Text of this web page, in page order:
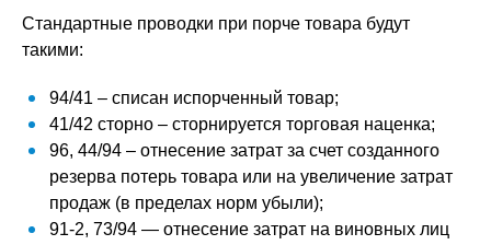
Стандартные проводки при порче товара будут
такими:
94/41 – списан испорченный товар;
41/42 сторно – сторнируется торговая наценка;
96, 44/94 – отнесение затрат за счет созданного
резерва потерь товара или на увеличение затрат
продаж (в пределах норм убыли);
91-2, 73/94 — отнесение затрат на виновных лиц